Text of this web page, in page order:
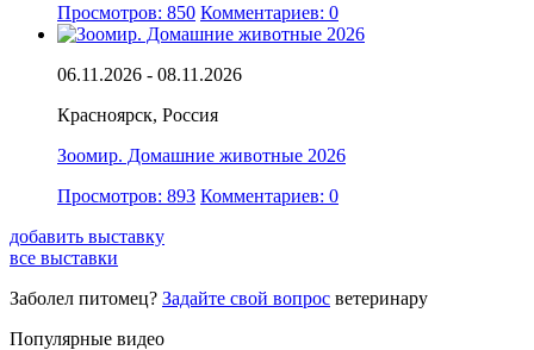
Просмотров: 850 Комментариев: 0
06.11.2026 - 08.11.2026
Красноярск, Россия
Зоомир. Домашние животные 2026
Просмотров: 893 Комментариев: 0
добавить выставку
все выставки
Заболел питомец? Задайте свой вопрос ветеринару
Популярные видео